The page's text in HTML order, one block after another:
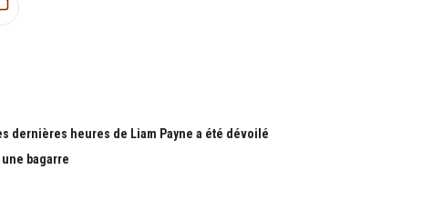
dernières heures de Liam Payne a été dévoilé
bagarre